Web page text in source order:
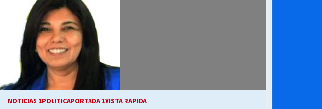
NOTICIAS 1POLITICAPORTADA 1VISTA RAPIDA